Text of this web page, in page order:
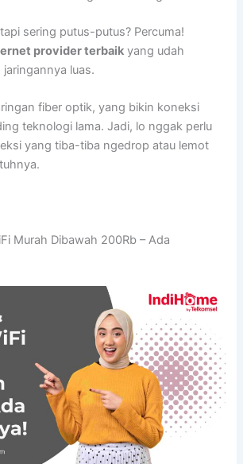
sering putus-putus? Percuma!
provider terbaik yang udah
luas.
fiber optik, yang bikin koneksi
teknologi lama. Jadi, lo nggak perlu
yang tiba-tiba ngedrop atau lemot
Murah Dibawah 200Rb – Ada